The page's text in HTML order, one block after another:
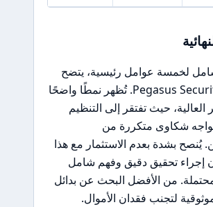
لخمسة عوامل رئيسية، يتضح
أن Pegasus Securities S.A. تُظهر نمطًا واضحًا
حيث تفتقر إلى التنظيم
شكاوى متكررة من
يُنصح بشدة بعدم الاستثمار مع هذا
إجراء تحقيق دقيق وفهم شامل
من الأفضل البحث عن بدائل
لتجنب فقدان الأموال.